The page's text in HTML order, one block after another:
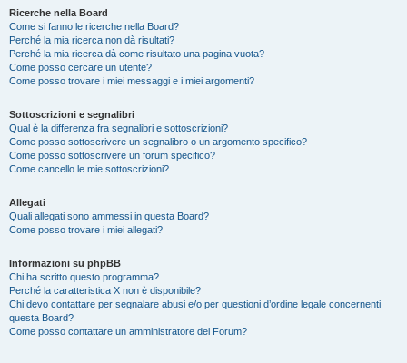
Ricerche nella Board
Come si fanno le ricerche nella Board?
Perché la mia ricerca non dà risultati?
Perché la mia ricerca dà come risultato una pagina vuota?
Come posso cercare un utente?
Come posso trovare i miei messaggi e i miei argomenti?
Sottoscrizioni e segnalibri
Qual è la differenza fra segnalibri e sottoscrizioni?
Come posso sottoscrivere un segnalibro o un argomento specifico?
Come posso sottoscrivere un forum specifico?
Come cancello le mie sottoscrizioni?
Allegati
Quali allegati sono ammessi in questa Board?
Come posso trovare i miei allegati?
Informazioni su phpBB
Chi ha scritto questo programma?
Perché la caratteristica X non è disponibile?
Chi devo contattare per segnalare abusi e/o per questioni d’ordine legale concernenti
questa Board?
Come posso contattare un amministratore del Forum?